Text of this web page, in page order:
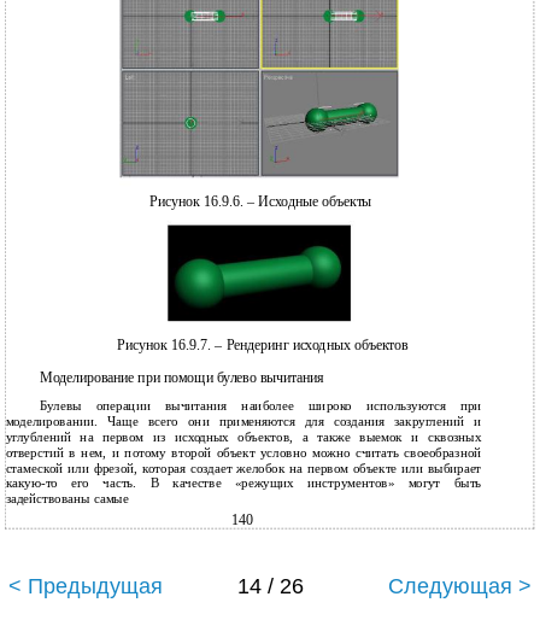
Рисунок 16.9.6. – Исходные объекты
Рисунок 16.9.7. – Рендеринг исходных объектов
Моделирование при помощи булево вычитания
Булевы операции вычитания наиболее широко используются при
моделировании. Чаще всего они применяются для создания закруглений и
углублений на первом из исходных объектов, а также выемок и сквозных
отверстий в нем, и потому второй объект условно можно считать своеобразной
стамеской или фрезой, которая создает желобок на первом объекте или выбирает
какую-то его часть. В качестве «режущих инструментов» могут быть
задействованы самые
140
< Предыдущая 14 / 26 Следующая >